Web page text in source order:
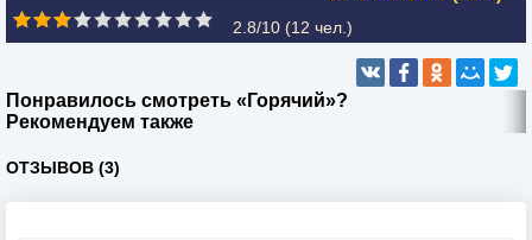
2.8/10 (12 чел.)
Понравилось смотреть «Горячий»?
Рекомендуем также
ОТЗЫВОВ (3)